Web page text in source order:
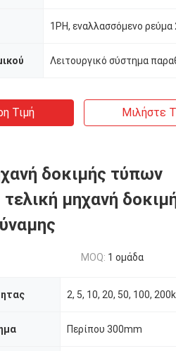
Λειτουργικό σύστημα
Τιμή Μιλήστε
δοκιμής τύπων
μηχανή
MOQ: 1 ομάδα
Περίπου 300mm